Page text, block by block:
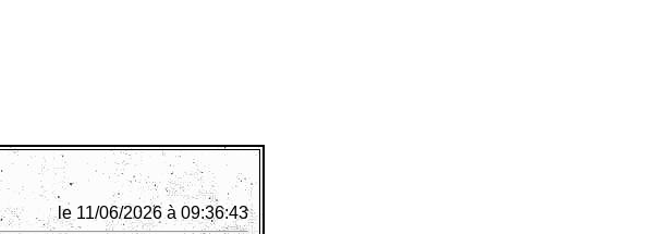
le 11/06/2026 à 09:36:43